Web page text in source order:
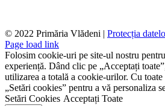
© 2022 Primăria Vlădeni | Protecția
Page load link
Folosim cookie-uri pe site-ul nostru
experiență. Dând clic pe „Acceptați
utilizarea a totală a cookie-urilor. Cu toate
„Setări cookies” pentru a vă personaliza
Setări Cookies Acceptați Toate